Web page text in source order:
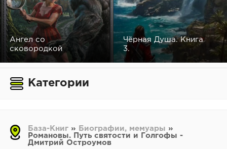
Ангел со
сковородкой
Чёрная Душа. Книга
3.
Категории
База-Книг » Биографии, мемуары »
Романовы. Путь святости и Голгофы -
Дмитрий Остроумов